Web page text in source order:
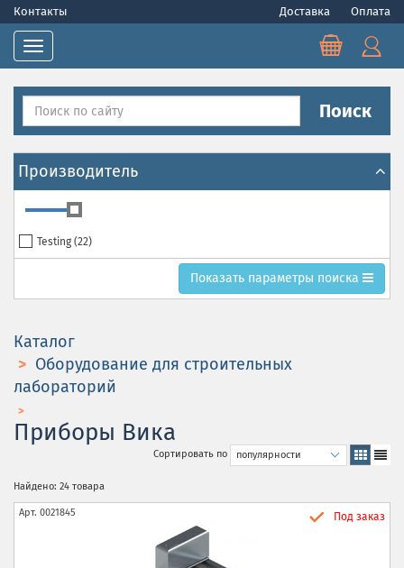
Контакты Доставка Оплата
Toggle navigation
Поиск
Производитель
Testing (22)
Toggle search parametrs
Показать параметры поиска
Каталог
Оборудование для строительных
лабораторий
Приборы Вика
Сортировать по
Найдено: 24 товара
Арт. 0021845 Под заказ